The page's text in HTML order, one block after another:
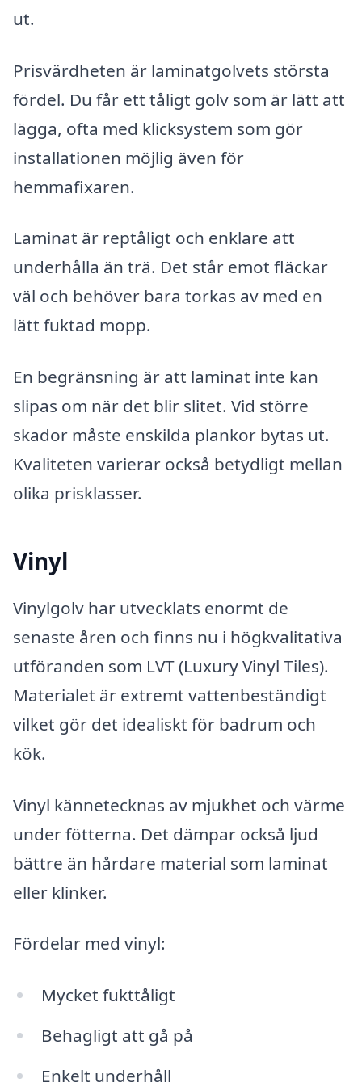
ut.
Prisvärdheten är laminatgolvets största
fördel. Du får ett tåligt golv som är lätt att
lägga, ofta med klicksystem som gör
installationen möjlig även för
hemmafixaren.
Laminat är reptåligt och enklare att
underhålla än trä. Det står emot fläckar
väl och behöver bara torkas av med en
lätt fuktad mopp.
En begränsning är att laminat inte kan
slipas om när det blir slitet. Vid större
skador måste enskilda plankor bytas ut.
Kvaliteten varierar också betydligt mellan
olika prisklasser.
Vinyl
Vinylgolv har utvecklats enormt de
senaste åren och finns nu i högkvalitativa
utföranden som LVT (Luxury Vinyl Tiles).
Materialet är extremt vattenbeständigt
vilket gör det idealiskt för badrum och
kök.
Vinyl kännetecknas av mjukhet och värme
under fötterna. Det dämpar också ljud
bättre än hårdare material som laminat
eller klinker.
Fördelar med vinyl:
Mycket fukttåligt
Behagligt att gå på
Enkelt underhåll